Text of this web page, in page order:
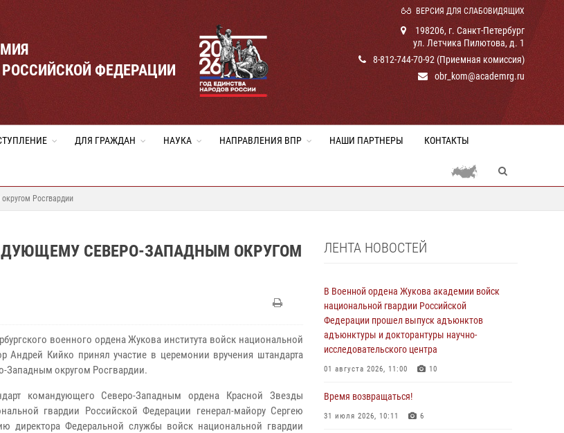
ВЕРСИЯ ДЛЯ СЛАБОВИДЯЩИХ
ФЕДЕРАЦИИ
198206, г. Санкт-Петербург
ул. Летчика Пилютова, д. 1
8-812-744-70-92 (Приемная комиссия)
obr_kom@academrg.ru
ДЛЯ ГРАЖДАН НАУКА НАПРАВЛЕНИЯ ВПР НАШИ ПАРТНЕРЫ КОНТАКТЫ
Росгвардии
СЕВЕРО-ЗАПАДНЫМ ОКРУГОМ
военного ордена Жукова института войск национальной
Андрей Кийко принял участие в церемонии вручения штандарта
Западным округом Росгвардии.
командующего Северо-Западным ордена Красной Звезды
гвардии Российской Федерации генерал-майору Сергею
директора Федеральной службы войск национальной гвардии
ЛЕНТА НОВОСТЕЙ
В Военной ордена Жукова академии войск
национальной гвардии Российской
Федерации прошел выпуск адъюнктов
адъюнктуры и докторантуры научно-
исследовательского центра
01 августа 2026, 11:00 10
Время возвращаться!
31 июля 2026, 10:11 6